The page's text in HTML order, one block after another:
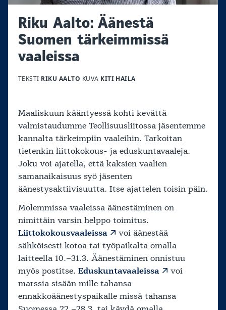
Riku Aalto: Äänestä
Suomen tärkeimmissä
vaaleissa
TEKSTI RIKU AALTO KUVA KITI HAILA
Maaliskuun kääntyessä kohti kevättä
valmistaudumme Teollisuusliitossa jäsentemme
kannalta tärkeimpiin vaaleihin. Tarkoitan
tietenkin liittokokous- ja eduskuntavaaleja.
Joku voi ajatella, että kaksien vaalien
samanaikaisuus syö jäsenten
äänestysaktiivisuutta. Itse ajattelen toisin päin.
Molemmissa vaaleissa äänestäminen on
nimittäin varsin helppo toimitus.
Liittokokousvaaleissa
voi äänestää
sähköisesti kotoa tai työpaikalta omalla
laitteella 10.–31.3. Äänestäminen onnistuu
myös postitse. Eduskuntavaaleissa
voi
marssia sisään mille tahansa
ennakkoäänestyspaikalle missä tahansa